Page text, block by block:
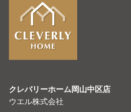
クレバリーホーム岡山中区店
ウエル株式会社